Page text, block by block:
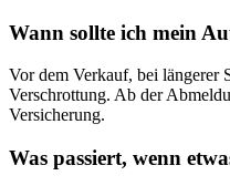
Wann sollte ich mein
Vor dem Verkauf, bei längerer
Verschrottung. Ab der
Versicherung.
Was passiert, wenn